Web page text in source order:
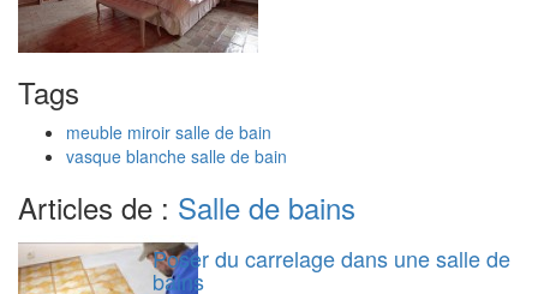
Tags
meuble miroir salle de bain
vasque blanche salle de bain
Articles de : Salle de bains
Poser du carrelage dans une salle de
bains